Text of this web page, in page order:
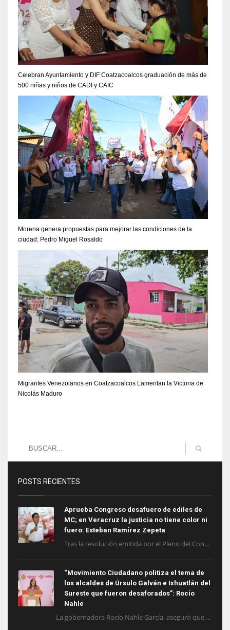
Celebran Ayuntamiento y DIF Coatzacoalcos graduación de más de
500 niñas y niños de CADI y CAIC
Morena genera propuestas para mejorar las condiciones de la
ciudad: Pedro Miguel Rosaldo
Migrantes Venezolanos en Coatzacoalcos Lamentan la Victoria de
Nicolás Maduro
POSTS RECIENTES
Aprueba Congreso desafuero de ediles de
MC; en Veracruz la justicia no tiene color ni
fuero: Esteban Ramírez Zepeta
Tras la resolución emitida por el Pleno del Con...
“Movimiento Ciudadano politiza el tema de
los alcaldes de Úrsulo Galván e Ixhuatlán del
Sureste que fueron desaforados”: Rocío
Nahle
La gobernadora Rocío Nahle García, aseguró que ...